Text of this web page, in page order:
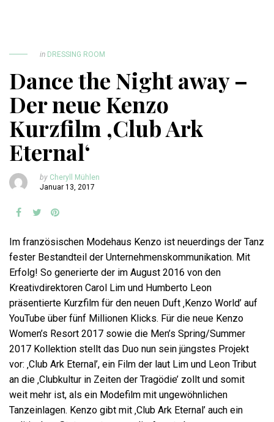
in DRESSING ROOM
Dance the Night away –
Der neue Kenzo
Kurzfilm ‚Club Ark
Eternal‘
by Cheryll Mühlen
Januar 13, 2017
Im französischen Modehaus Kenzo ist neuerdings der Tanz
fester Bestandteil der Unternehmenskommunikation. Mit
Erfolg! So generierte der im August 2016 von den
Kreativdirektoren Carol Lim und Humberto Leon
präsentierte Kurzfilm für den neuen Duft ‚Kenzo World’ auf
YouTube über fünf Millionen Klicks. Für die neue Kenzo
Women’s Resort 2017 sowie die Men’s Spring/Summer
2017 Kollektion stellt das Duo nun sein jüngstes Projekt
vor: ‚Club Ark Eternal’, ein Film der laut Lim und Leon Tribut
an die ‚Clubkultur in Zeiten der Tragödie’ zollt und somit
weit mehr ist, als ein Modefilm mit ungewöhnlichen
Tanzeinlagen. Kenzo gibt mit ‚Club Ark Eternal’ auch ein